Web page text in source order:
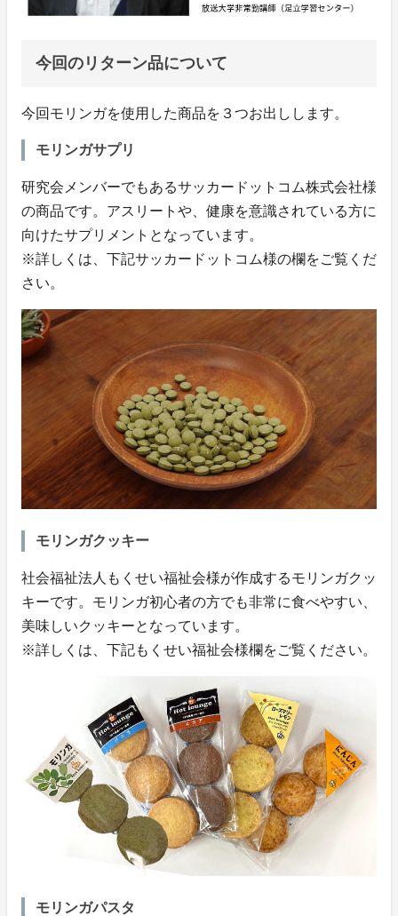
今回のリターン品について
今回モリンガを使用した商品を３つお出しします。
モリンガサプリ
研究会メンバーでもあるサッカードットコム株式会社様
の商品です。アスリートや、健康を意識されている方に
向けたサプリメントとなっています。
※詳しくは、下記サッカードットコム様の欄をご覧くだ
さい。
モリンガクッキー
社会福祉法人もくせい福祉会様が作成するモリンガクッ
キーです。モリンガ初心者の方でも非常に食べやすい、
美味しいクッキーとなっています。
※詳しくは、下記もくせい福祉会様欄をご覧ください。
モリンガパスタ